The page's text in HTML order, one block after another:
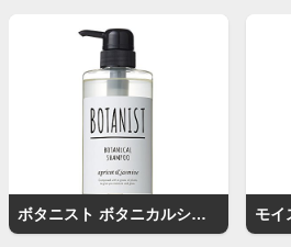
ボタニスト ボタニカルシャンプーモイスト